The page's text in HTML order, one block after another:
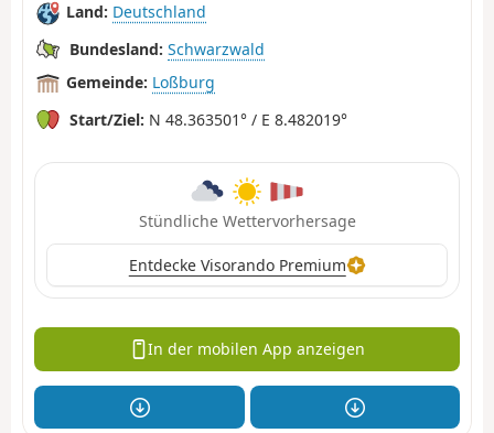
Land: Deutschland
Bundesland: Schwarzwald
Gemeinde: Loßburg
Start/Ziel: N 48.363501° / E 8.482019°
Stündliche Wettervorhersage
Entdecke Visorando Premium
In der mobilen App anzeigen